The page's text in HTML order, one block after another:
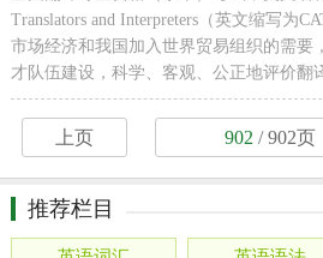
Translators and Interpreters（英文缩写为
市场经济和我国加入世界贸易组织的需要
才队伍建设，科学、客观、公正地评价翻
上页 902/ 902页
推荐栏目